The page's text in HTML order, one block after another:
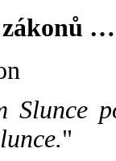
zákonů …
Slunce
"